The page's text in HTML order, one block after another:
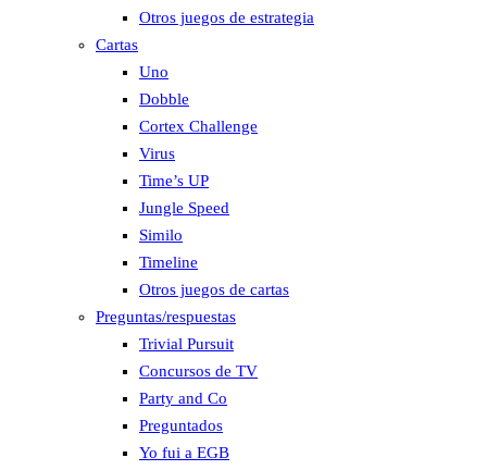
Otros juegos de estrategia
Cartas
Uno
Dobble
Cortex Challenge
Virus
Time’s UP
Jungle Speed
Similo
Timeline
Otros juegos de cartas
Preguntas/respuestas
Trivial Pursuit
Concursos de TV
Party and Co
Preguntados
Yo fui a EGB